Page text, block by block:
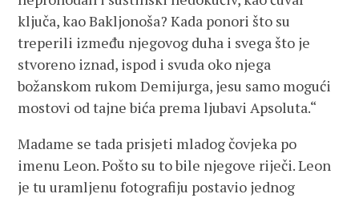
ključa, kao Bakljonoša? Kada ponori što su
treperili između njegovog duha i svega što je
stvoreno iznad, ispod i svuda oko njega
božanskom rukom Demijurga, jesu samo mogući
mostovi od tajne bića prema ljubavi Apsoluta.“
Madame se tada prisjeti mladog čovjeka po
imenu Leon. Pošto su to bile njegove riječi. Leon
je tu uramljenu fotografiju postavio jednog